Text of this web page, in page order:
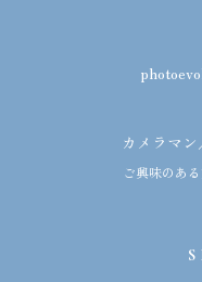
カメラマ
ご興味のあ